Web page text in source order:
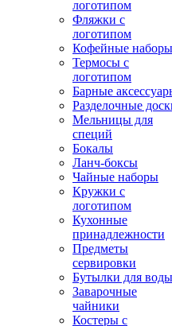
логотипом
Фляжки с
логотипом
Кофейные наборы
Термосы с
логотипом
Барные
Разделочные
Мельницы для
специй
Бокалы
Ланч-боксы
Чайные наборы
Кружки с
логотипом
Кухонные
принадлежности
Предметы
сервировки
Бутылки для воды
Заварочные
чайники
Костеры с